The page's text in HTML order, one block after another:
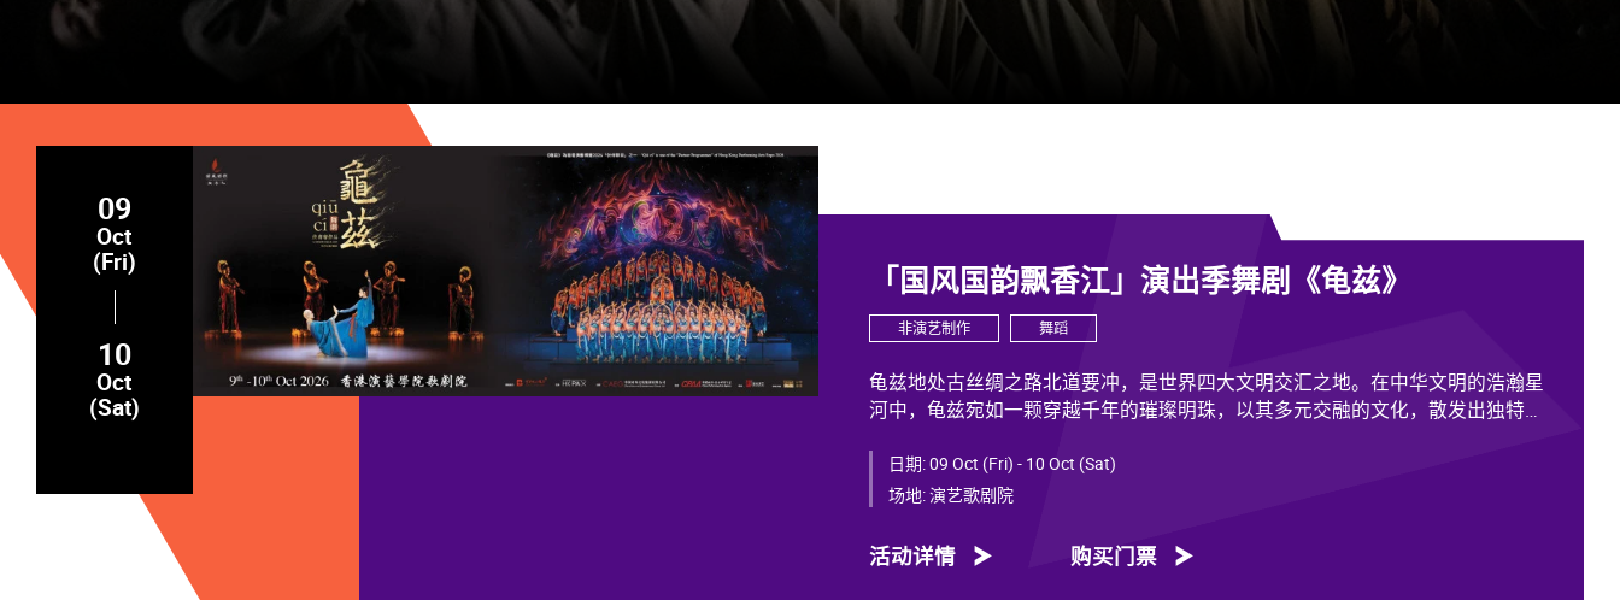
09
Oct
(Fri)
10
Oct
(Sat)
「国风国韵飘香江」演出季舞剧《龟兹》
非演艺制作 舞蹈
龟兹地处古丝绸之路北道要冲，是世界四大文明交汇之地。在中华文明的浩瀚星
河中，龟兹宛如一颗穿越千年的璀璨明珠，以其多元交融的文化，散发出独特魅
龟兹文化流淌着古往今来各族人民的印迹和血脉，从石窟壁画胡服供养人，到“苏
中华文明多元一体的生动见证。舞剧《龟兹》踏着印迹而来，在罗什东行、玄奘
西行跨时空交织中，把龟兹文化艺术的交融流变搬上舞台。
日期:09 Oct (Fri) - 10 Oct (Sat)
场地:演艺歌剧院
活动详情 购买门票